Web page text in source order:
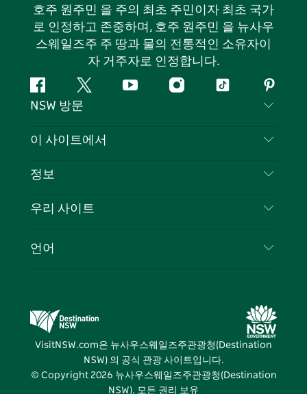
호주 원주민 을 주의 최초 주민이자 최초 국가
로 인정하고 존중하며, 호주 원주민 을 뉴사우
스웨일즈주 주 땅과 물의 전통적인 소유자이
자 거주자로 인정합니다.
페
이
북
지
다
유
인
틱
핀
터
스
NSW 방문
문의하기
쿠키 고지
이 사이트에서
목적지
이벤트
정보
여행 정보
뉴사우스웨일즈주 의 사업
우리 사이트
뉴사우스웨일즈주관광청(Destination NSW) 미디
어 센터
비비드 시드니(Vivid Sydney)
언어
VisitNSW.com은 뉴사우스웨일즈주관광청(Destination
NSW) 의 공식 관광 사이트입니다.
© Copyright 2026 뉴사우스웨일즈주관광청(Destination
NSW). 모든 권리 보유